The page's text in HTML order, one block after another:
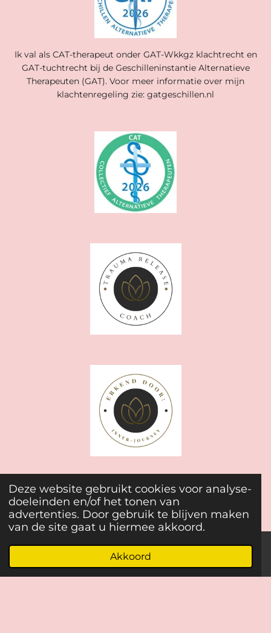
Deze website gebruikt cookies voor analyse-
doeleinden en/of het tonen van
advertenties. Door gebruik te blijven maken
van de site gaat u hiermee akkoord.
Akkoord
Ik val als CAT-therapeut onder GAT-Wkkgz klachtrecht en
GAT-tuchtrecht bij de Geschilleninstantie Alternatieve
Therapeuten (GAT). Voor meer informatie over mijn
klachtenregeling zie: gatgeschillen.nl
www.gatgeschillen.nl
Privacy statement
Algemene voorwaarden
Telefoonnummer